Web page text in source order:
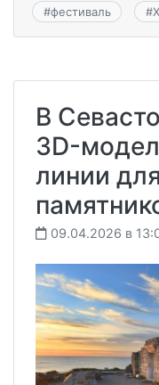
#фестиваль #
В
3D-
линии
09.04.2026 в